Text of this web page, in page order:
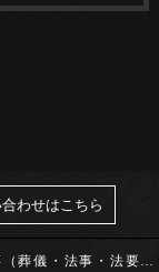
わせはこちら
岐阜市の仏事（葬儀・法事・法要）･浄土真宗本願寺派 志賀山 妙徳寺の口コミ情報